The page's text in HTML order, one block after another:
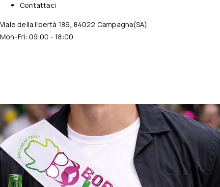
Contattaci
Viale della libertà 189, 84022 Campagna(SA)
Mon-Fri: 09:00 - 18:00